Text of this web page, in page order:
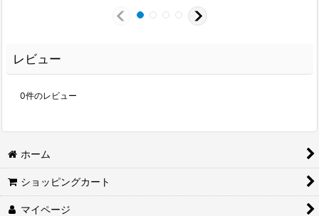
レビュー
0件のレビュー
ホーム
ショッピングカート
マイページ